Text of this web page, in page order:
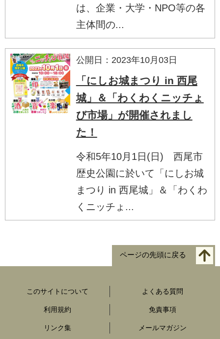
は、企業・大学・NPO等の各
主体間の...
公開日：2023年10月03日
「にしお城まつり in 西尾
城」＆「わくわくニッチょ
び市場」が開催されまし
た！
令和5年10月1日(日) 西尾市
歴史公園に於いて「にしお城
まつり in 西尾城」＆「わくわ
くニッチょ...
ページの先頭に戻る
このサイトについて よくある質問
利用規約 免責事項
リンク集 メールマガジン